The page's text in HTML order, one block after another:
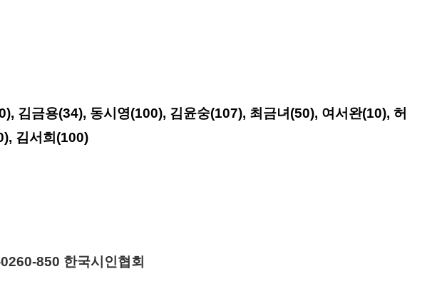
김금용(34), 동시영(100), 김윤숭(107), 최금녀(50), 여서완(10), 허
김서희(100)
850 한국시인협회